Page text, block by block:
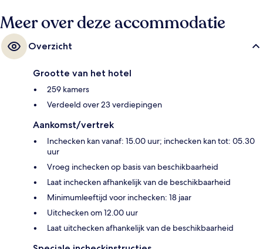
Meer over deze accommodatie
Overzicht
Grootte van het hotel
259 kamers
Verdeeld over 23 verdiepingen
Aankomst/vertrek
Inchecken kan vanaf: 15.00 uur; inchecken kan tot: 05.30
uur
Vroeg inchecken op basis van beschikbaarheid
Laat inchecken afhankelijk van de beschikbaarheid
Minimumleeftijd voor inchecken: 18 jaar
Uitchecken om 12.00 uur
Laat uitchecken afhankelijk van de beschikbaarheid